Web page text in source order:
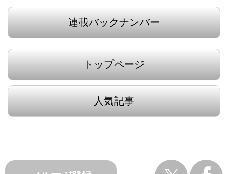
連載バックナンバー
トップページ
人気記事